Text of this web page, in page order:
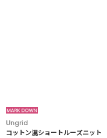
Ungrid
コットン混ショートルーズニット